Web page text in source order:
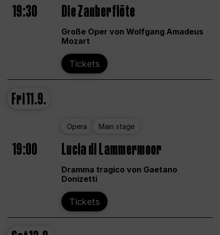
19:30 Die Zauberflöte
Große Oper von Wolfgang Amadeus
Mozart
Tickets
Fri11.9.
Opera Main stage
19:00 Lucia di Lammermoor
Dramma tragico von Gaetano
Donizetti
Tickets